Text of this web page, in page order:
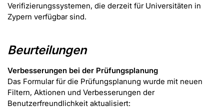
Verifizierungssystemen, die derzeit für Universitäten in
Zypern verfügbar sind.
Beurteilungen
Verbesserungen bei der Prüfungsplanung
Das Formular für die Prüfungsplanung wurde mit neuen
Filtern, Aktionen und Verbesserungen der
Benutzerfreundlichkeit aktualisiert: